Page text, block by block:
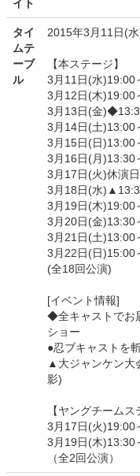
イト
タイ
ムテ
ーブ
ル
2015年3月11日(
【本ステージ】
3月11日(水)19:00
3月12日(木)19:00
3月13日(金
3月14日(土)13:00
3月15日(日)13:00
3月16日(月)13:30
3月17日(火)休演日
3月18日(水
3月19日(木)19:00
3月20日(金)13:30
3月21日(土)13:00
3月22日(日)15:00
(全18回公演)
[イベント情報]
◆全キャストでお
ショー
●忍ブキャストを
▲大ジャンケン大
影)
【ヤングチームス
3月17日(火)19:00
3月19日(木)13:30
（全2回公演）